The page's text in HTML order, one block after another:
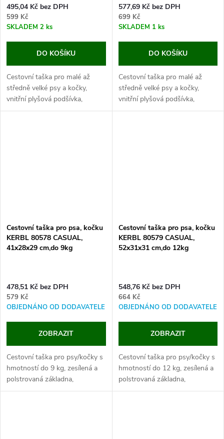
495,04 Kč bez DPH
599 Kč
SKLADEM 2 ks
DO KOŠÍKU
Cestovní taška pro malé až
středně velké psy a kočky,
vnitřní plyšová podšívka,
kvalitní potah, se zipem a
577,69 Kč bez DPH
699 Kč
SKLADEM 1 ks
DO KOŠÍKU
Cestovní taška pro malé až
středně velké psy a kočky,
vnitřní plyšová podšívka,
kvalitní potah, se zipem a
Cestovní taška pro psa, kočku
KERBL 80578 CASUAL,
41x28x29 cm,do 9kg
478,51 Kč bez DPH
579 Kč
OBJEDNÁNO OD DODAVATELE
ZOBRAZIT
Cestovní taška pro psy/kočky s
hmotností do 9 kg, zesílená a
polstrovaná základna,
snímatelný vnitřní potah,
Cestovní taška pro psa, kočku
KERBL 80579 CASUAL,
52x31x31 cm,do 12kg
548,76 Kč bez DPH
664 Kč
OBJEDNÁNO OD DODAVATELE
ZOBRAZIT
Cestovní taška pro psy/kočky s
hmotností do 12 kg, zesílená a
polstrovaná základna,
snímatelný vnitřní potah,